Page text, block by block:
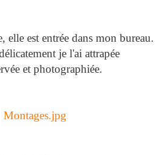
elle est entrée dans mon bureau.
je l'ai attrapée
et photographiée.